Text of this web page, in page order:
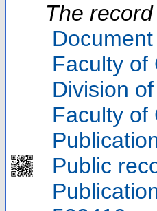
The
Faculty of
Division
Faculty of
Public